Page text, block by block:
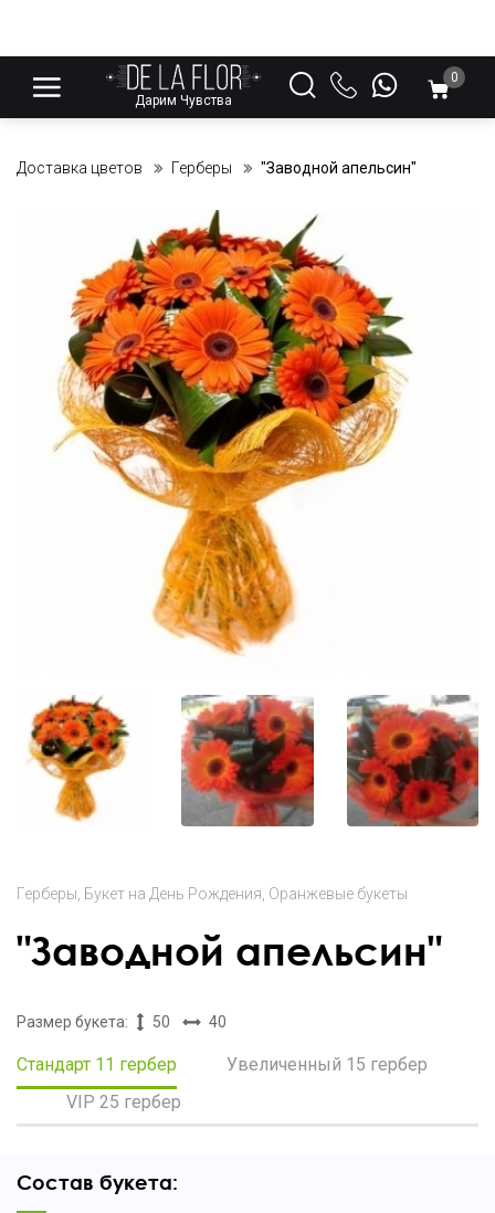
Дарим Чувства
0
Доставка цветов Герберы "Заводной апельсин"
Герберы Букет на День Рождения Оранжевые букеты
"Заводной апельсин"
Размер букета: 50 40
Стандарт 11 гербер
Увеличенный 15 гербер
VIP 25 гербер
Состав букета: